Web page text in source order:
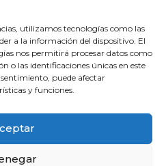
utilizamos tecnologías como las
a la información del dispositivo. El
nos permitirá procesar datos como
o las identificaciones únicas en este
puede afectar
y funciones.
de la profesión médica
seguridad del paciente y la
sanitario andaluz.